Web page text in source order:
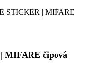
STICKER | MIFARE
MIFARE čipová